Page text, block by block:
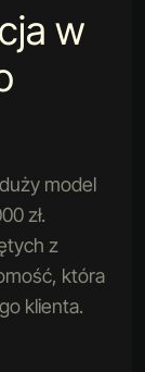
w
model
zł.
z
która
klienta.